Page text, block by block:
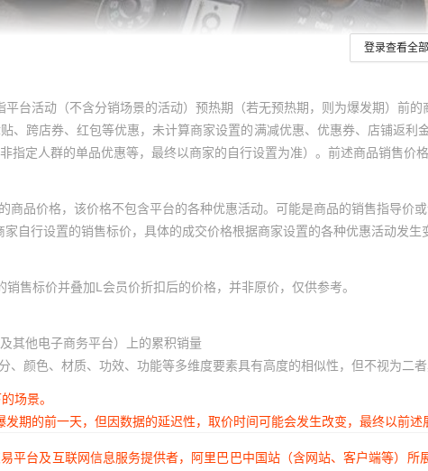
登录查看全部
平台活动（不含分销场景的活动）预热期（若无预热期，则为爆发期）
、跨店券、红包等优惠，未计算商家设置的满减优惠、优惠券、店铺返
指定人群的单品优惠等，最终以商家的自行设置为准）。前述商品销售价
商品价格，该价格不包含平台的各种优惠活动。可能是商品的销售指导价
自行设置的销售标价，具体的成交价格根据商家设置的各种优惠活动发生
售标价并叠加L会员价折扣后的价格，并非原价，仅供参考。
其他电子商务平台）上的累积销量
、颜色、材质、功效、功能等多维度要素具有高度的相似性，但不视为二
场景。
期的前一天，但因数据的延迟性，取价时间可能会发生改变，最终以前述
平台及互联网信息服务提供者，阿里巴巴中国站（含网站、客户端等）